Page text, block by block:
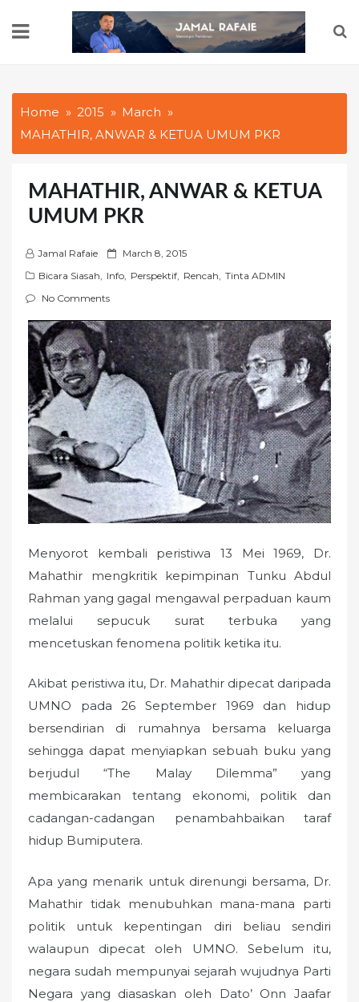
Home 2015
March
MAHATHIR, ANWAR & KETUA UMUM PKR
MAHATHIR, ANWAR & KETUA
UMUM PKR
Jamal Rafaie
P
o
e
d
o
n
March 8, 2015
Bicara Siasah, Info, Perspektif, Rencah, Tinta ADMIN
No Comments
Menyorot kembali peristiwa 13 Mei 1969, Dr.
Mahathir mengkritik kepimpinan Tunku Abdul
Rahman yang gagal mengawal perpaduan kaum
melalui sepucuk surat terbuka yang
mencetuskan fenomena politik ketika itu.
Akibat peristiwa itu, Dr. Mahathir dipecat daripada
UMNO pada 26 September 1969 dan hidup
bersendirian di rumahnya bersama keluarga
sehingga dapat menyiapkan sebuah buku yang
berjudul “The Malay Dilemma” yang
membicarakan tentang ekonomi, politik dan
cadangan-cadangan penambahbaikan taraf
hidup Bumiputera.
Apa yang menarik untuk direnungi bersama, Dr.
Mahathir tidak menubuhkan mana-mana parti
politik untuk kepentingan diri beliau sendiri
walaupun dipecat oleh UMNO. Sebelum itu,
negara sudah mempunyai sejarah wujudnya Parti
Negara yang diasaskan oleh Dato’ Onn Jaafar